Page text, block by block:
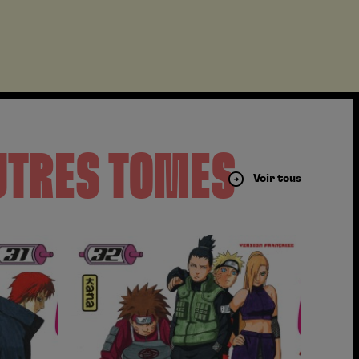
TOMES Voir tous